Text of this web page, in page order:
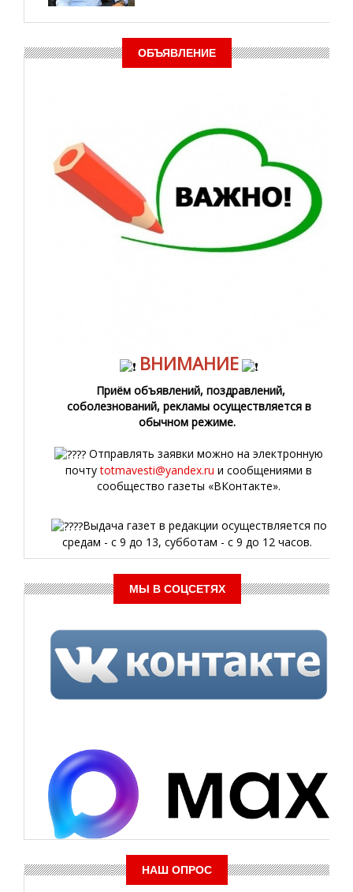
ОБЪЯВЛЕНИЕ
ВНИМАНИЕ
Приём объявлений, поздравлений,
соболезнований, рекламы осуществляется в
обычном режиме.
Отправлять заявки можно на электронную
почтуtotmavesti@yandex.ru и сообщениями в
сообщество газеты «ВКонтакте».
Выдача газет в редакции осуществляется по
средам - с 9 до 13, субботам - с 9 до 12 часов.
МЫ В СОЦСЕТЯХ
НАШ ОПРОС